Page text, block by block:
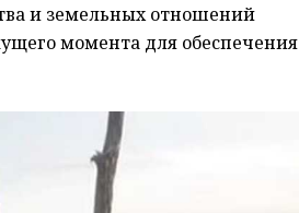
и земельных отношений
момента для обеспечения